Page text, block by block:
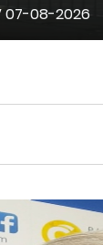
07-08-2026